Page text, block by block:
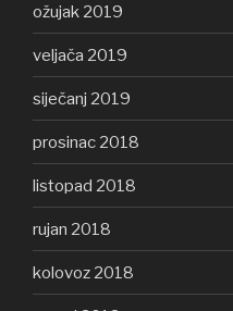
ožujak 2019
veljača 2019
siječanj 2019
prosinac 2018
listopad 2018
rujan 2018
kolovoz 2018